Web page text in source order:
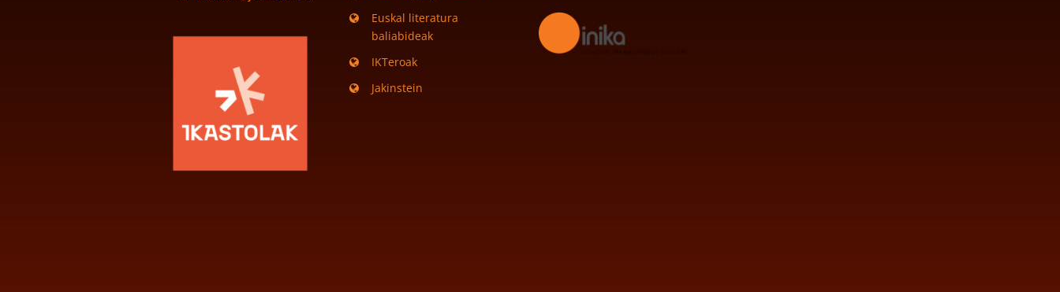
Euskal literatura
baliabideak
IKTeroak
Jakinstein